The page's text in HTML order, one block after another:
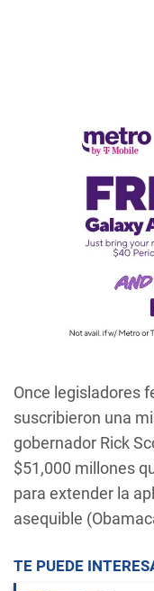
Once legisladores
suscribieron una
gobernador Rick
$51,000 millones
para extender la
asequible
TE PUEDE